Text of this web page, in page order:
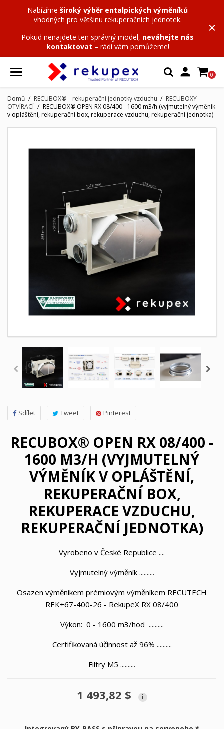
Nabízíme široký výběr entalpických výměníků
vhodných pro většinu rekuperačních jednotek.
Pokud nenajdete ten správný model, neváhejte nás
kontaktovat – rádi vám pomůžeme!
 0
Domů RECUBOX® – rekuperační jednotky vzduchu
RECUBOXY
OTVÍRACÍ
RECUBOX® OPEN RX 08/400 - 1600 m3/h (vyjmutelný výměník
v opláštění, rekuperační box, rekuperace vzduchu, rekuperační jednotka)
Sdílet Tweet Pinterest
RECUBOX® OPEN RX 08/400 -
1600 M3/H (VYJMUTELNÝ
VÝMĚNÍK V OPLÁŠTĚNÍ,
REKUPERAČNÍ BOX,
REKUPERACE VZDUCHU,
REKUPERAČNÍ JEDNOTKA)
Vyrobeno v České Republice ....
Vyjmutelný výměník ..........
Osazen výměníkem prémiovým výměníkem RECUTECH
REK+67-400-26 - RekupeX RX 08/400
Výkon: 0 - 1600 m3/hod ..........
Certifikovaná účinnost až 96% ..........
Filtry M5 ..........
1 493,82 $ i